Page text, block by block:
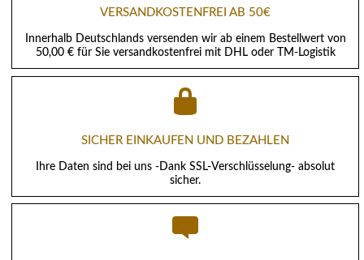
VERSANDKOSTENFREI AB 50€
Innerhalb Deutschlands versenden wir ab einem Bestellwert von
50,00 € für Sie versandkostenfrei mit DHL oder TM-Logistik
SICHER EINKAUFEN UND BEZAHLEN
Ihre Daten sind bei uns -Dank SSL-Verschlüsselung- absolut
sicher.